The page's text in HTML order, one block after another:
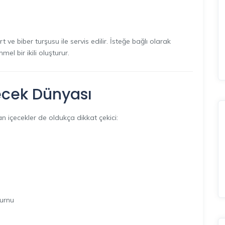
biber turşusu ile servis edilir. İsteğe bağlı olarak
bir ikili oluşturur.
Dünyası
içecekler de oldukça dikkat çekici: